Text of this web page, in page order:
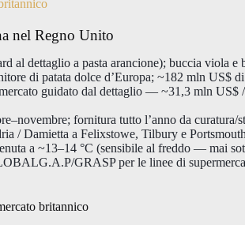
nel Regno Unito
al dettaglio a pasta arancione); buccia viola e
di patata dolce d’Europa; ~182 mln US$
guidato dal dettaglio — ~31,3 mln US$
fornitura tutto l’anno da curatura/
/ Damietta a Felixstowe, Tilbury e
a ~13–14 °C (sensibile al freddo — mai
GRASP per le linee di
britannico